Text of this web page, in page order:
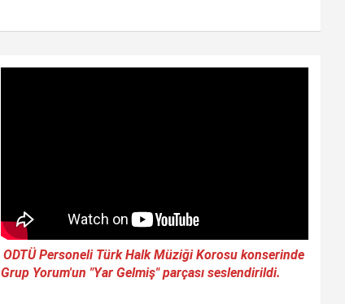
ODTÜ Personeli Türk Halk Müziği Korosu konserinde
Grup Yorum'un "Yar Gelmiş" parçası seslendirildi.